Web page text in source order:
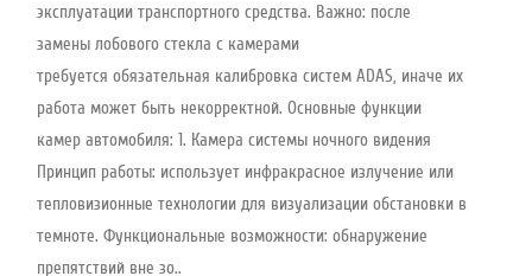
эксплуатации транспортного средства. Важно: после
замены лобового стекла с камерами
требуется обязательная калибровка систем ADAS, иначе их
работа может быть некорректной. Основные функции
камер автомобиля: 1. Камера системы ночного видения
Принцип работы: использует инфракрасное излучение или
тепловизионные технологии для визуализации обстановки в
темноте. Функциональные возможности: обнаружение
препятствий вне зо..